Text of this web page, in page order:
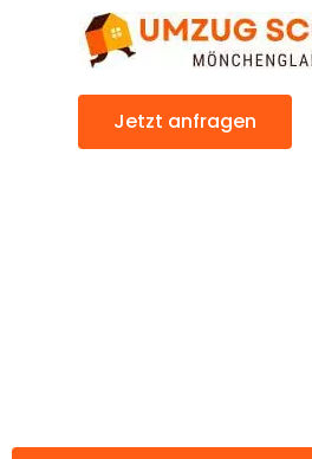
Jetzt anfragen